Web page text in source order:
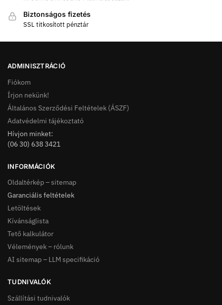
Biztonságos fizetés
SSL titkosított pénztár
ADMINISZTRÁCIÓ
Fiókom
Írjon nekünk!
Általános Szerződési Feltételek (ÁSZF)
Adatvédelmi tájékoztató
Hívjon minket:
(06 30) 638 3421
INFORMÁCIÓK
Oldaltérkép – sitemap
Garanciális feltételek
Letöltések
Kívánságlista
Tető kalkulátor
Vélemények – rólunk
AI sitemap – LLM specifikáció
TUDNIVALÓK
Szállítási tudnivalók